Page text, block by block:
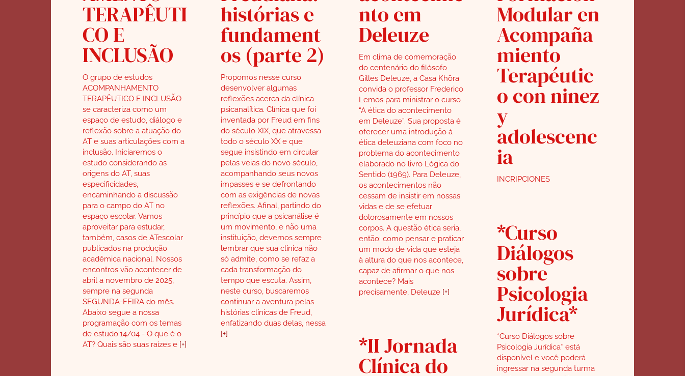
TERAPÊUTI
CO E
INCLUSÃO
O grupo de estudos
ACOMPANHAMENTO
TERAPÊUTICO E INCLUSÃO
se caracteriza como um
espaço de estudo, diálogo e
reflexão sobre a atuação do
AT e suas articulações com a
inclusão. Iniciaremos o
estudo considerando as
origens do AT, suas
especificidades,
encaminhando a discussão
para o campo do AT no
espaço escolar. Vamos
aproveitar para estudar,
também, casos de ATescolar
publicados na produção
acadêmica nacional. Nossos
encontros vão acontecer de
abril a novembro de 2025,
sempre na segunda
SEGUNDA-FEIRA do mês.
Abaixo segue a nossa
programação com os temas
de estudo:14/04 - O que é o
AT? Quais são suas raízes e[+]
histórias e
fundament
os (parte 2)
Propomos nesse curso
desenvolver algumas
reflexões acerca da clínica
psicanalítica. Clínica que foi
inventada por Freud em fins
do século XIX, que atravessa
todo o século XX e que
segue insistindo em circular
pelas veias do novo século,
acompanhando seus novos
impasses e se defrontando
com as exigências de novas
reflexões. Afinal, partindo do
princípio que a psicanálise é
um movimento, e não uma
instituição, devemos sempre
lembrar que sua clínica não
só admite, como se refaz a
cada transformação do
tempo que escuta. Assim,
neste curso, buscaremos
continuar a aventura pelas
histórias clínicas de Freud,
enfatizando duas delas, nessa
[+]
nto em
Deleuze
Em clima de comemoração
do centenário do filósofo
Gilles Deleuze, a Casa Khōra
convida o professor Frederico
Lemos para ministrar o curso
“A ética do acontecimento
em Deleuze”. Sua proposta é
oferecer uma introdução à
ética deleuziana com foco no
problema do acontecimento
elaborado no livro Lógica do
Sentido (1969). Para Deleuze,
os acontecimentos não
cessam de insistir em nossas
vidas e de se efetuar
dolorosamente em nossos
corpos. A questão ética seria,
então: como pensar e praticar
um modo de vida que esteja
à altura do que nos acontece,
capaz de afirmar o que nos
acontece? Mais
precisamente, Deleuze[+]
Modular en
Acompaña
miento
Terapéutic
o con ninez
y
adolescenc
ia
INCRIPCIONES
*Curso
Diálogos
sobre
Psicologia
Jurídica*
*Curso Diálogos sobre
Psicologia Jurídica* está
disponível e você poderá
ingressar na segunda turma
*II Jornada
Clínica do